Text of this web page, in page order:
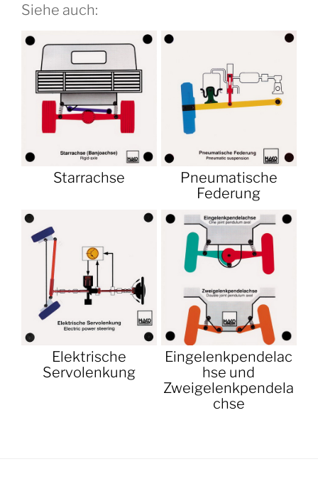
Siehe auch:
Starrachse
Pneumatische
Federung
Elektrische
Servolenkung
Eingelenkpendelac
hse und
Zweigelenkpendela
chse